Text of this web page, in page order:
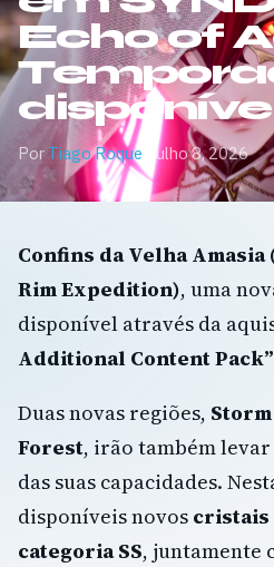
Echo of
PorTiago Roque Julho 8, 2026
Confins da Velha
Rim Expedition), uma
disponível através da
Additional Content Pack”
Duas novas regiões,
Forest, irão também
das suas capacidades.
disponíveis novos cristais
categoria SS, juntamente